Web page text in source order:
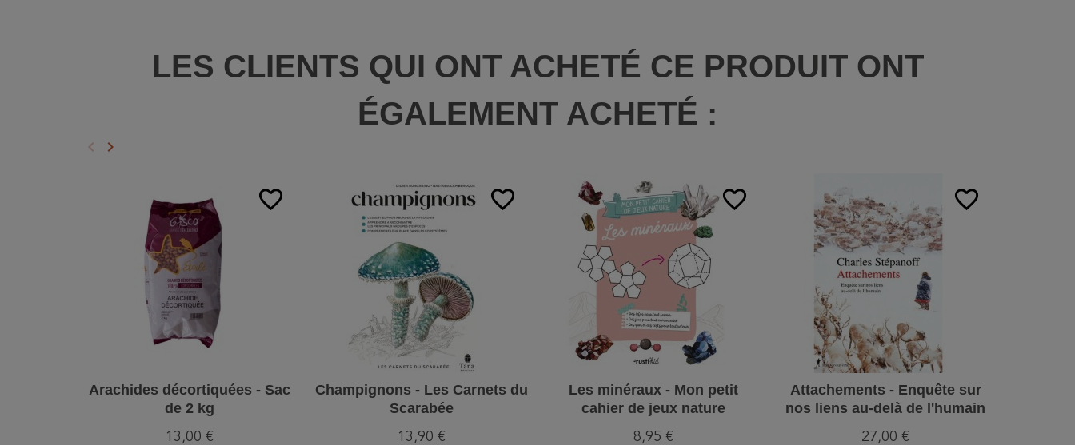
LES CLIENTS QUI ONT ACHETÉ CE PRODUIT ONT
ÉGALEMENT ACHETÉ :
Précédent
keyboard_arrow_left Suivant
keyboard_arrow_right
favorite_border
Arachides décortiquées - Sac
de 2 kg
13,00 €
favorite_border
Champignons - Les Carnets du
Scarabée
13,90 €
favorite_border
Les minéraux - Mon petit
cahier de jeux nature
8,95 €
favorite_border
Attachements - Enquête sur
nos liens au-delà de l'humain
27,00 €